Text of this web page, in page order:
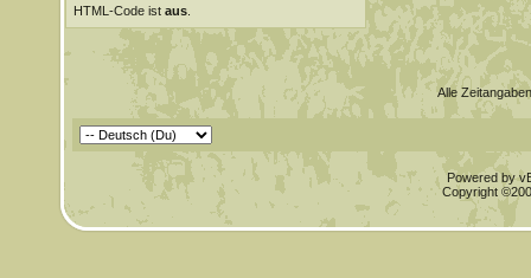
HTML-Code ist aus.
Alle
Powered by
Copyright